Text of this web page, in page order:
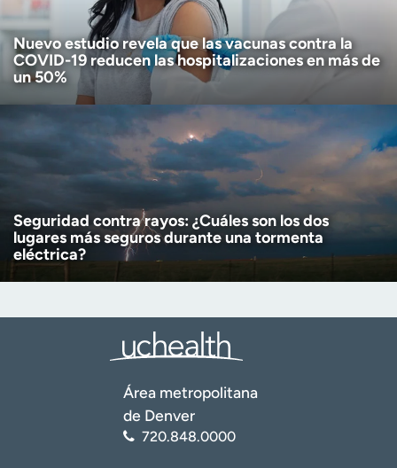
Nuevo estudio revela que las vacunas contra la
COVID-19 reducen las hospitalizaciones en más de
un 50%
Seguridad contra rayos: ¿Cuáles son los dos
lugares más seguros durante una tormenta
eléctrica?
Área metropolitana
de Denver
720.848.0000